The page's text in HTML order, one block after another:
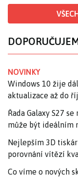
NOVINKY
Windows 10 žije
aktualizace až do
Řada Galaxy S27
může být ideálním
Nejlepším 3D
porovnání vítězí
Co víme o nových